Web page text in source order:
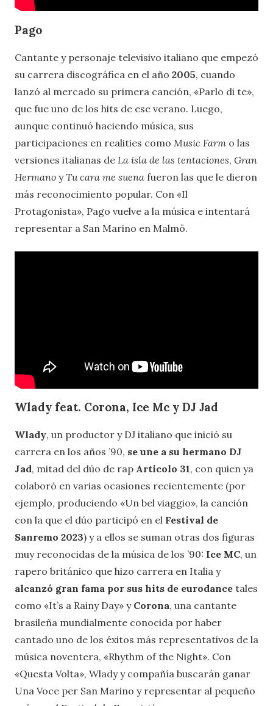
Pago
Cantante y personaje televisivo italiano que empezó
su carrera discográfica en el año 2005, cuando
lanzó al mercado su primera canción, «Parlo di te»,
que fue uno de los hits de ese verano. Luego,
aunque continuó haciendo música, sus
participaciones en realities como Music Farm o las
versiones italianas de La isla de las tentaciones, Gran
Hermano yTu cara me suena fueron las que le dieron
más reconocimiento popular. Con «Il
Protagonista», Pago vuelve a la música e intentará
representar a San Marino en Malmö.
Wlady feat. Corona, Ice Mc y DJ Jad
Wlady, un productor y DJ italiano que inició su
carrera en los años ’90, se une a su hermano DJ
Jad, mitad del dúo de rap Articolo 31, con quien ya
colaboró en varias ocasiones recientemente (por
ejemplo, produciendo «Un bel viaggio», la canción
con la que el dúo participó en el Festival de
Sanremo 2023) y a ellos se suman otras dos figuras
muy reconocidas de la música de los ’90: Ice MC, un
rapero británico que hizo carrera en Italia y
alcanzó gran fama por sus hits de eurodance tales
como «It’s a Rainy Day» y Corona, una cantante
brasileña mundialmente conocida por haber
cantado uno de los éxitos más representativos de la
música noventera, «Rhythm of the Night». Con
«Questa Volta», Wlady y compañía buscarán ganar
Una Voce per San Marino y representar al pequeño